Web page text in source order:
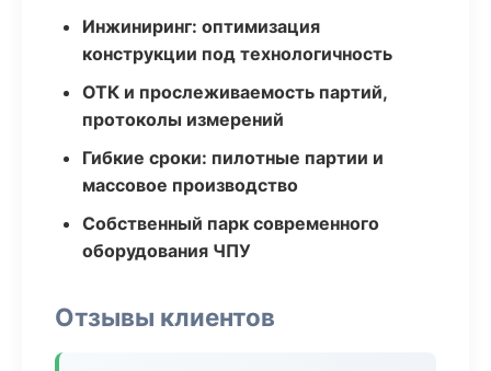
Инжиниринг: оптимизация
конструкции под технологичность
ОТК и прослеживаемость партий,
протоколы измерений
Гибкие сроки: пилотные партии и
массовое производство
Собственный парк современного
оборудования ЧПУ
Отзывы клиентов